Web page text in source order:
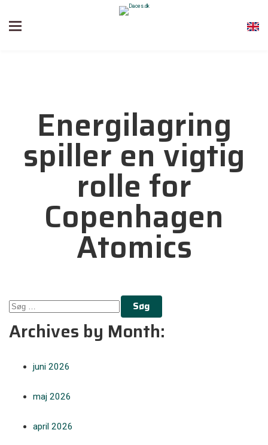
Energilagring
spiller en vigtig
rolle for
Copenhagen
Atomics
Archives by Month:
juni 2026
maj 2026
april 2026